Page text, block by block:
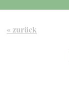
« zurück